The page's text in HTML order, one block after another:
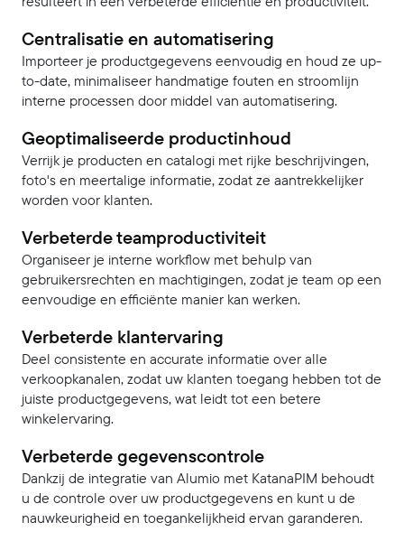
Centralisatie en automatisering
Importeer je productgegevens eenvoudig en houd ze up-
to-date, minimaliseer handmatige fouten en stroomlijn
interne processen door middel van automatisering.
Geoptimaliseerde productinhoud
Verrijk je producten en catalogi met rijke beschrijvingen,
foto's en meertalige informatie, zodat ze aantrekkelijker
worden voor klanten.
Verbeterde teamproductiviteit
Organiseer je interne workflow met behulp van
gebruikersrechten en machtigingen, zodat je team op een
eenvoudige en efficiënte manier kan werken.
Verbeterde klantervaring
Deel consistente en accurate informatie over alle
verkoopkanalen, zodat uw klanten toegang hebben tot de
juiste productgegevens, wat leidt tot een betere
winkelervaring.
Verbeterde gegevenscontrole
Dankzij de integratie van Alumio met KatanaPIM behoudt
u de controle over uw productgegevens en kunt u de
nauwkeurigheid en toegankelijkheid ervan garanderen.